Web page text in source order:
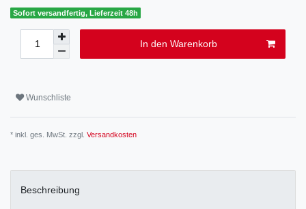
Sofort versandfertig, Lieferzeit 48h
In den Warenkorb
Wunschliste
* inkl. ges. MwSt. zzgl. Versandkosten
Beschreibung